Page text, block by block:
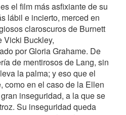
es el film más asfixiante de su
lábil e incierto, merced en
claroscuros de Burnett
Vicki Buckley,
por Gloria Grahame. De
de mentirosos de Lang, sin
la palma; y eso que el
como en el caso de la Ellen
inseguridad, a la que se
Su inseguridad queda